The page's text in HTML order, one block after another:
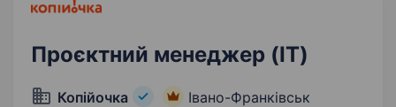
Проєктний менеджер (IT)
Копійочка Івано-Франківськ